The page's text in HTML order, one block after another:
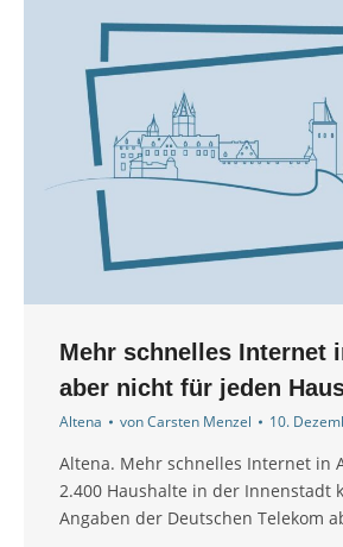
Mehr schnelles Internet
aber nicht für jeden
Altena vonCarsten Menzel 10.
Altena. Mehr schnelles Internet in
2.400 Haushalte in der Innenstadt
Angaben der Deutschen Telekom